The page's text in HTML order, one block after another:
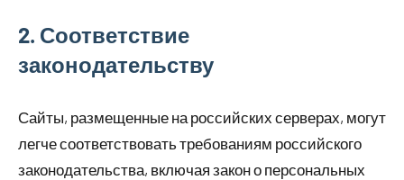
2. Соответствие
законодательству
Сайты, размещенные на российских серверах, могут
легче соответствовать требованиям российского
законодательства, включая закон о персональных